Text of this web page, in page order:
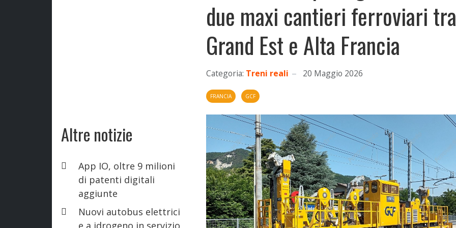
Altre notizie
App IO, oltre 9 milioni
di patenti digitali
aggiunte
Nuovi autobus elettrici
e a idrogeno in servizio
due maxi cantieri ferroviari tra
Grand Est e Alta Francia
Categoria: Treni reali 20 Maggio 2026
FRANCIA GCF